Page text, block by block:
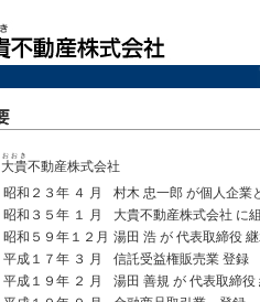
大貴
おおき
不動産株式会社
昭和２３年 ４ 月
村木 忠一郎 が個人企業
昭和３５年 １ 月
大貴不動産株式会社 に
昭和５９年１２月 湯田 浩 が 代表取締役
平成１７年 ３ 月
信託受益権販売業 登録
平成１９年 ２ 月
湯田 善規 が 代表取締役